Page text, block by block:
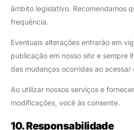
âmbito legislativo. Recomendamos
frequência.
Eventuais alterações entrarão em
publicação em nossositee sempre
das mudanças ocorridas ao
Ao utilizar nossos serviços e
modificações, você às consente.
10. Responsabilidade